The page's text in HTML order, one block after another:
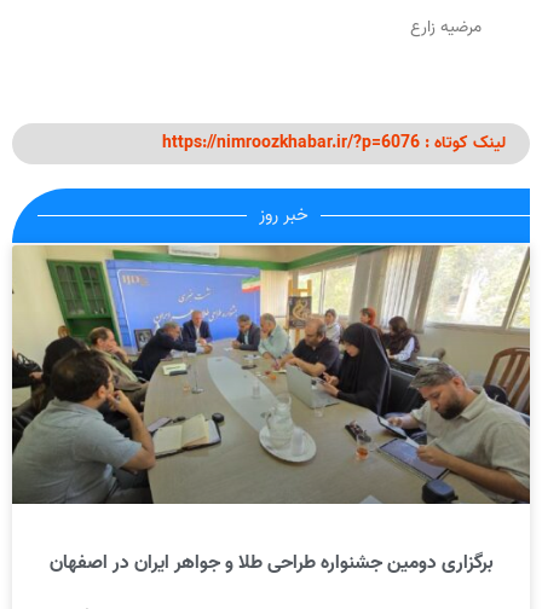
مرضیه زارع
لینک کوتاه : https://nimroozkhabar.ir/?p=6076
خبر روز
برگزاری دومین جشنواره طراحی طلا و جواهر ایران در اصفهان